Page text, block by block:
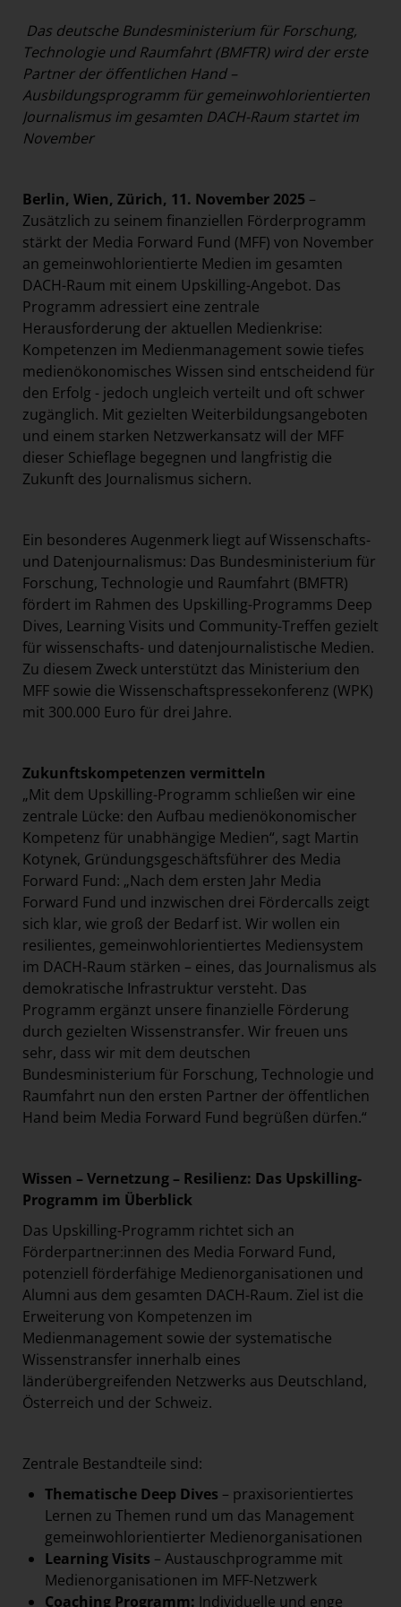
Raisin
section.d
Swiss Life Select
The Companion
Unibail-Rodamco-Westfield
Vöslauer
NMK
MEDIA
KONTAKT
Das deutsche Bundesministerium für Forschung,
Technologie und Raumfahrt (BMFTR) wird der erste
Partner der öffentlichen Hand –
Ausbildungsprogramm für gemeinwohlorientierten
Journalismus im gesamten DACH-Raum startet im
November
Berlin, Wien, Zürich, 11. November 2025 –
Zusätzlich zu seinem finanziellen Förderprogramm
stärkt der Media Forward Fund (MFF) von November
an gemeinwohlorientierte Medien im gesamten
DACH-Raum mit einem Upskilling-Angebot. Das
Programm adressiert eine zentrale
Herausforderung der aktuellen Medienkrise:
Kompetenzen im Medienmanagement sowie tiefes
medienökonomisches Wissen sind entscheidend für
den Erfolg - jedoch ungleich verteilt und oft schwer
zugänglich. Mit gezielten Weiterbildungsangeboten
und einem starken Netzwerkansatz will der MFF
dieser Schieflage begegnen und langfristig die
Zukunft des Journalismus sichern.
Ein besonderes Augenmerk liegt auf Wissenschafts-
und Datenjournalismus: Das Bundesministerium für
Forschung, Technologie und Raumfahrt (BMFTR)
fördert im Rahmen des Upskilling-Programms Deep
Dives, Learning Visits und Community-Treffen gezielt
für wissenschafts- und datenjournalistische Medien.
Zu diesem Zweck unterstützt das Ministerium den
MFF sowie die Wissenschaftspressekonferenz (WPK)
mit 300.000 Euro für drei Jahre.
Zukunftskompetenzen vermitteln
„Mit dem Upskilling-Programm schließen wir eine
zentrale Lücke: den Aufbau medienökonomischer
Kompetenz für unabhängige Medien“, sagt Martin
Kotynek, Gründungsgeschäftsführer des Media
Forward Fund: „Nach dem ersten Jahr Media
Forward Fund und inzwischen drei Fördercalls zeigt
sich klar, wie groß der Bedarf ist. Wir wollen ein
resilientes, gemeinwohlorientiertes Mediensystem
im DACH-Raum stärken – eines, das Journalismus als
demokratische Infrastruktur versteht. Das
Programm ergänzt unsere finanzielle Förderung
durch gezielten Wissenstransfer. Wir freuen uns
sehr, dass wir mit dem deutschen
Bundesministerium für Forschung, Technologie und
Raumfahrt nun den ersten Partner der öffentlichen
Hand beim Media Forward Fund begrüßen dürfen.“
Wissen – Vernetzung – Resilienz: Das Upskilling-
Programm im Überblick
Das Upskilling-Programm richtet sich an
Förderpartner:innen des Media Forward Fund,
potenziell förderfähige Medienorganisationen und
Alumni aus dem gesamten DACH-Raum. Ziel ist die
Erweiterung von Kompetenzen im
Medienmanagement sowie der systematische
Wissenstransfer innerhalb eines
länderübergreifenden Netzwerks aus Deutschland,
Österreich und der Schweiz.
Zentrale Bestandteile sind:
Thematische Deep Dives – praxisorientiertes
Lernen zu Themen rund um das Management
gemeinwohlorientierter Medienorganisationen
Learning Visits – Austauschprogramme mit
Medienorganisationen im MFF-Netzwerk
Coaching Programm: Individuelle und enge